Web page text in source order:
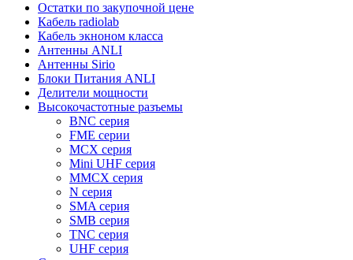
Остатки по закупочной цене
Кабель radiolab
Кабель экноном класса
Антенны ANLI
Антенны Sirio
Блоки Питания ANLI
Делители мощности
Высокочастотные разъемы
BNC серия
FME серии
MCX серия
Mini UHF серия
MMCX серия
N серия
SMA серия
SMB серия
TNC серия
UHF серия